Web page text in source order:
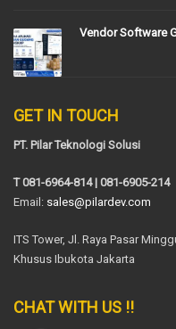
Vendor Software
GET IN TOUCH
PT. Pilar Teknologi Solusi
T 081-6964-814 | 081-6905-214
Email: sales@pilardev.com
ITS Tower, Jl. Raya Pasar
Khusus Ibukota Jakarta
CHAT WITH US !!